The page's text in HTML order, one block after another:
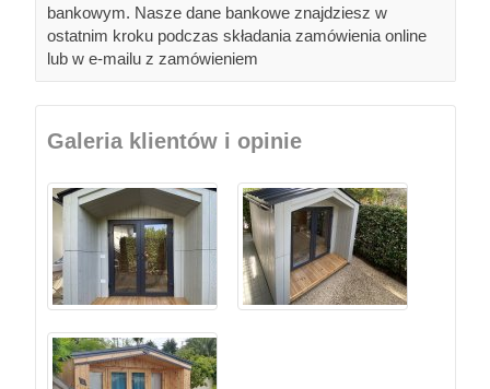
bankowym. Nasze dane bankowe znajdziesz w
ostatnim kroku podczas składania zamówienia online
lub w e-mailu z zamówieniem
Galeria klientów i opinie